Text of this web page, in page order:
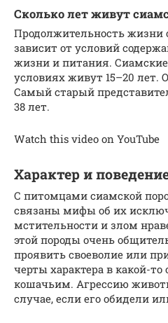
Сколько лет живут
Продолжительность
зависит от условий
жизни и питания.
условиях живут 15–20 лет.
Самый старый
38 лет.
Watch this video on YouTube
Характер и
С питомцами сиамской
связаны мифы об их
мстительности и злом
этой породы очень
проявить своеволие или
черты характера в какой-
кошачьим. Агрессию
случае, если его обидели